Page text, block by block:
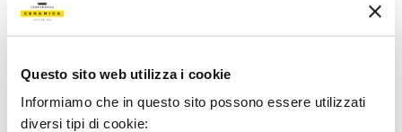
Questo sito web utilizza i cookie
Informiamo che in questo sito possono essere utilizzati
diversi tipi di cookie:
A brand of Cooperativa Ceramica d’Imola
Tel: +39 0542 601601